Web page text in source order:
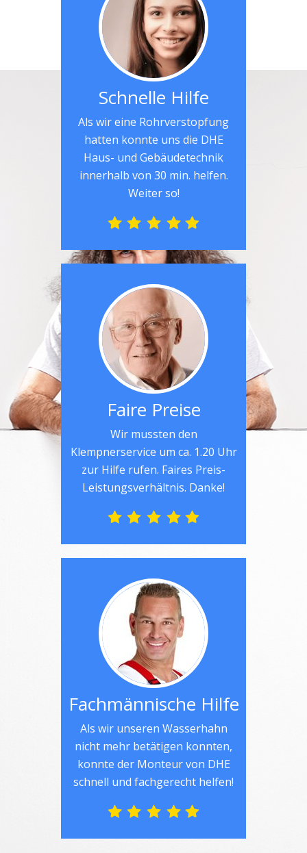
Schnelle Hilfe
Als wir eine Rohrverstopfung
hatten konnte uns die DHE
Haus- und Gebäudetechnik
innerhalb von 30 min. helfen.
Weiter so!
Faire Preise
Wir mussten den
Klempnerservice um ca. 1.20 Uhr
zur Hilfe rufen. Faires Preis-
Leistungsverhältnis. Danke!
Fachmännische Hilfe
Als wir unseren Wasserhahn
nicht mehr betätigen konnten,
konnte der Monteur von DHE
schnell und fachgerecht helfen!